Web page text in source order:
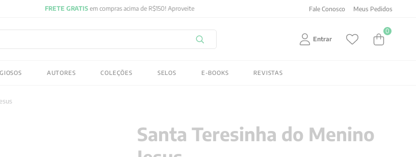
em compras acima de R$150! Aproveite Fale Conosco Meus Pedidos
Entrar
0
AUTORES COLEÇÕES SELOS E-BOOKS REVISTAS
Santa Teresinha do Menino